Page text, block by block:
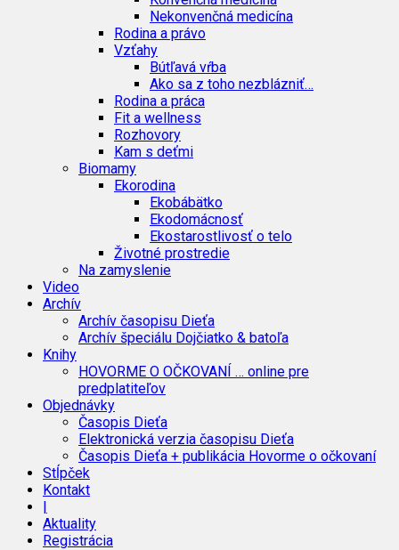
Nekonvenčná medicína
Rodina a právo
Vzťahy
Bútľavá vŕba
Ako sa z toho nezblázniť…
Rodina a práca
Fit a wellness
Rozhovory
Kam s deťmi
Biomamy
Ekorodina
Ekobábätko
Ekodomácnosť
Ekostarostlivosť o telo
Životné prostredie
Na zamyslenie
Video
Archív
Archív časopisu Dieťa
Archív špeciálu Dojčiatko & batoľa
Knihy
HOVORME O OČKOVANÍ … online pre
predplatiteľov
Objednávky
Časopis Dieťa
Elektronická verzia časopisu Dieťa
Časopis Dieťa + publikácia Hovorme o očkovaní
Stĺpček
Kontakt
|
Aktuality
Registrácia